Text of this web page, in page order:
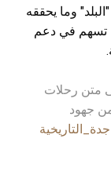
وما يحققه
تسهم في دعم
جهود